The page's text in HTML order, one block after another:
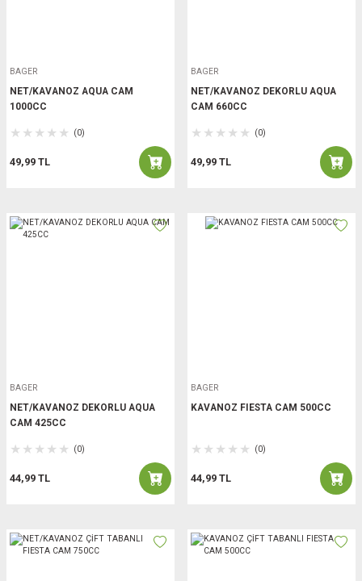
BAGER
NET/KAVANOZ AQUA CAM
1000CC
(0)
49,99 TL
BAGER
NET/KAVANOZ DEKORLU AQUA
CAM 660CC
(0)
49,99 TL
BAGER
NET/KAVANOZ DEKORLU AQUA
CAM 425CC
(0)
44,99 TL
BAGER
KAVANOZ FIESTA CAM 500CC
(0)
44,99 TL